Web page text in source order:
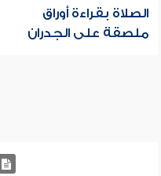
الصلاة بقراءة أوراق
ملصقة على الجدران